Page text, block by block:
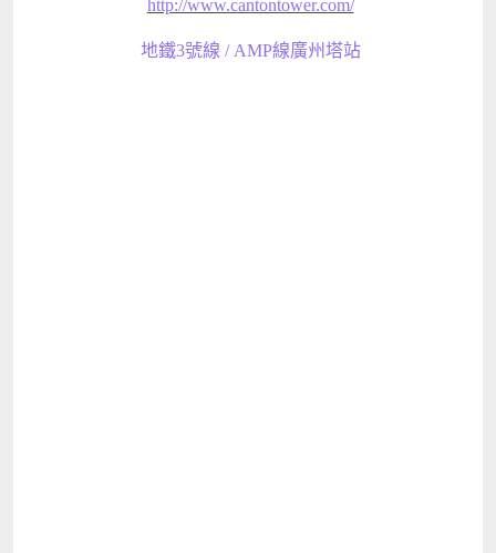
http://www.cantontower.com/
地鐵3號線 / AMP線廣州塔站